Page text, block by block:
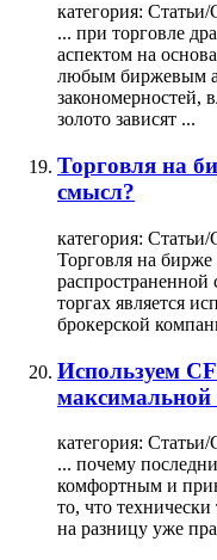
категория: Статьи/
... при торговле
аспектом на
любым биржевым
закономерностей,
золото зависят ...
Торговля на
смысл?
категория: Статьи/
Торговля на бирже
распространенной
торгах является
брокерской
Используем
категория: Статьи/
... почему
комфортным и
то, что технически
на разницу уже